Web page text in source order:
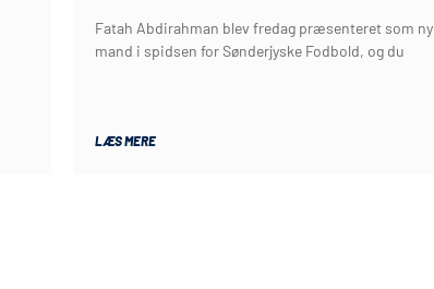
Fatah Abdirahman blev fredag præsenteret som ny
mand i spidsen for Sønderjyske Fodbold, og du
LÆS MERE